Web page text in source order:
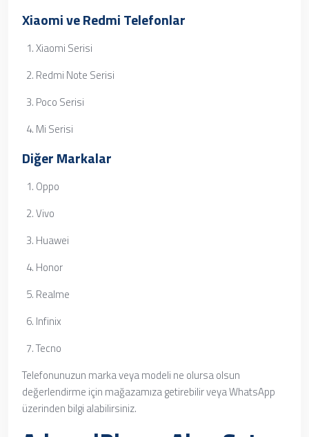
Xiaomi ve Redmi Telefonlar
Xiaomi Serisi
Redmi Note Serisi
Poco Serisi
Mi Serisi
Diğer Markalar
Oppo
Vivo
Huawei
Honor
Realme
Infinix
Tecno
Telefonunuzun marka veya modeli ne olursa olsun
değerlendirme için mağazamıza getirebilir veya WhatsApp
üzerinden bilgi alabilirsiniz.